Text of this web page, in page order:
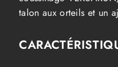
talon aux orteils et un